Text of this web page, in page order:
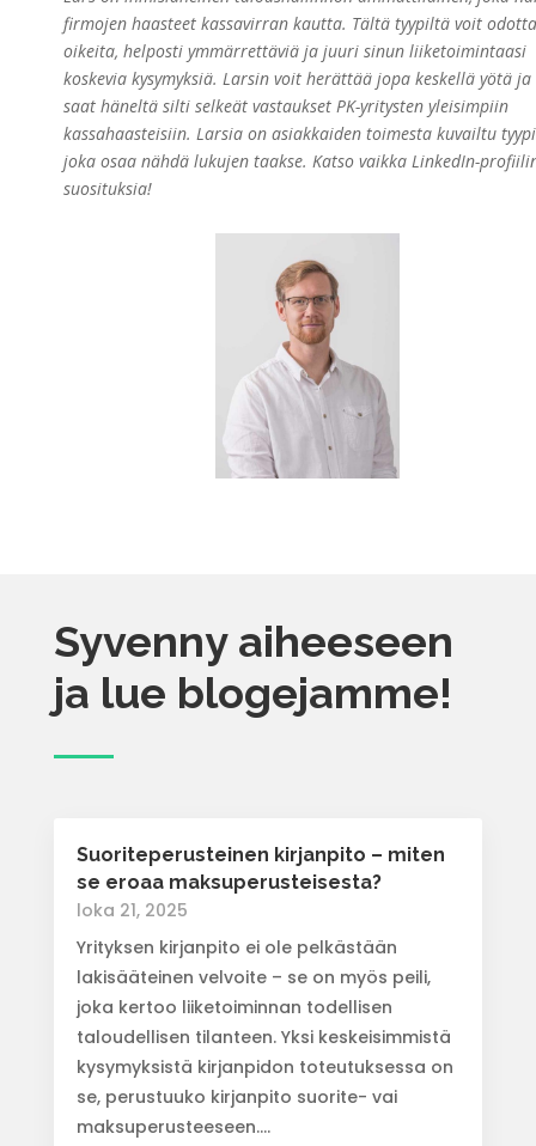
firmojen haasteet kassavirran kautta. Tältä tyypiltä voit
oikeita, helposti ymmärrettäviä ja juuri sinun liiketoimintaasi
koskevia kysymyksiä. Larsin voitherättää jopa keskellä yötä ja
saat häneltä silti selkeät vastaukset PK-yritysten yleisimpiin
kassahaasteisiin. Larsia on asiakkaiden toimesta kuvailtu
joka osaa nähdä lukujen taakse. Katso vaikka LinkedIn-
suosituksia!
Syvenny aiheeseen
ja lue blogejamme!
Suoriteperusteinen kirjanpito – miten
se eroaa maksuperusteisesta?
loka 21, 2025
Yrityksen kirjanpito ei ole pelkästään
lakisääteinen velvoite – se on myös peili,
joka kertoo liiketoiminnan todellisen
taloudellisen tilanteen. Yksi keskeisimmistä
kysymyksistä kirjanpidon toteutuksessa on
se, perustuuko kirjanpito suorite- vai
maksuperusteeseen....